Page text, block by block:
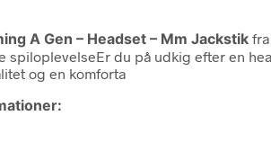
A Gen – Headset – Mm Jackstik fra
spiloplevelseEr du på udkig efter en
og en komforta